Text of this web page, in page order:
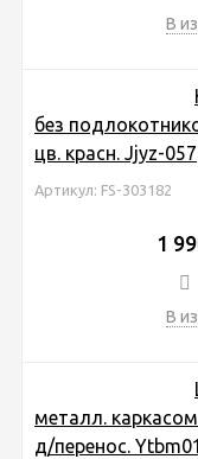
В
без
цв. красн. Jjyz-057
Артикул: FS-303182
1
В
металл.
д/перенос.